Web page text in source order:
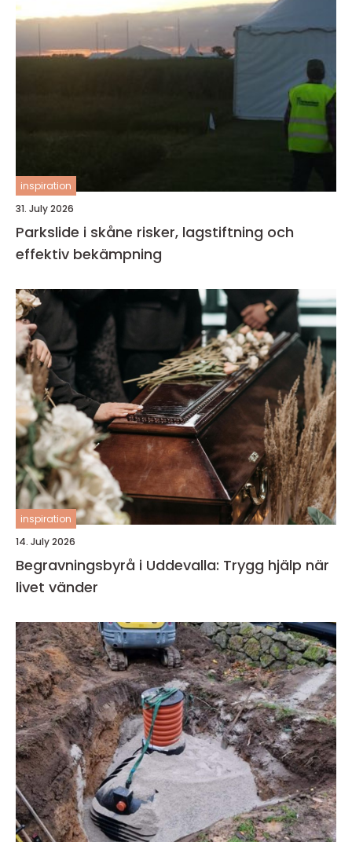
inspiration
31. July 2026
Parkslide i skåne risker, lagstiftning och
effektiv bekämpning
inspiration
14. July 2026
Begravningsbyrå i Uddevalla: Trygg hjälp när
livet vänder